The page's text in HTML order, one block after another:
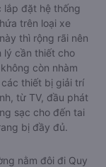
lắp đặt hệ thống
trên loại xe
thì rộng rãi nên
lý cần thiết cho
còn nhàm
thiết bị giải trí
từ TV, đầu phát
sạc cho đến tai
bị đầy đủ.
nằm đôi đi Quy